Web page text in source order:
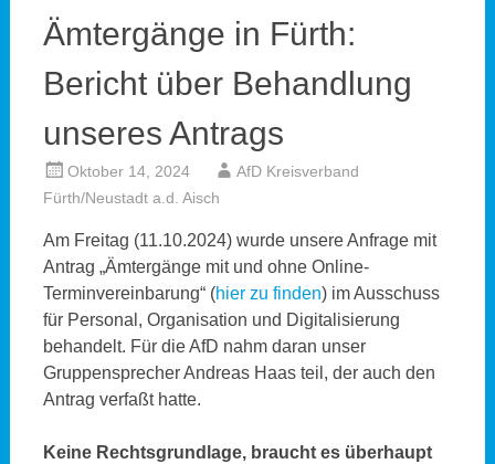
Ämtergänge in Fürth:
Bericht über Behandlung
unseres Antrags
Oktober 14, 2024
AfD Kreisverband
Fürth/Neustadt a.d. Aisch
Am Freitag (11.10.2024) wurde unsere Anfrage mit
Antrag „Ämtergänge mit und ohne Online-
Terminvereinbarung“ (hier zu finden) im Ausschuss
für Personal, Organisation und Digitalisierung
behandelt. Für die AfD nahm daran unser
Gruppensprecher Andreas Haas teil, der auch den
Antrag verfaßt hatte.
Keine Rechtsgrundlage, braucht es überhaupt